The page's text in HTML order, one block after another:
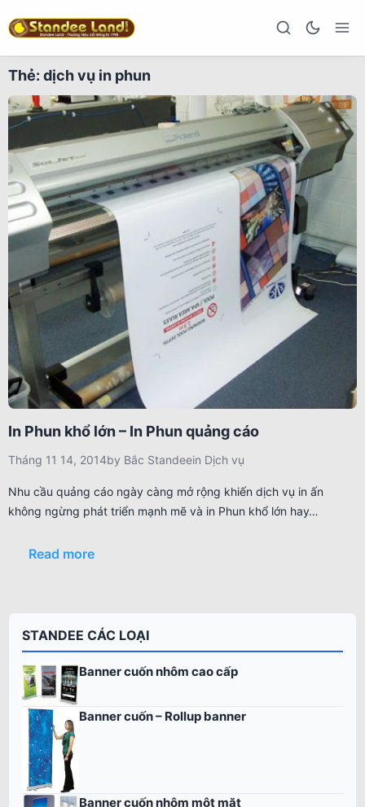
Thẻ: dịch vụ in phun
In Phun khổ lớn – In Phun quảng cáo
Tháng 11 14, 2014by Bắc Standeein Dịch vụ
Nhu cầu quảng cáo ngày càng mở rộng khiến dịch vụ in ấn
không ngừng phát triển mạnh mẽ và in Phun khổ lớn hay…
Read more
STANDEE CÁC LOẠI
Banner cuốn nhôm cao cấp
Banner cuốn – Rollup banner
Banner cuốn nhôm một mặt